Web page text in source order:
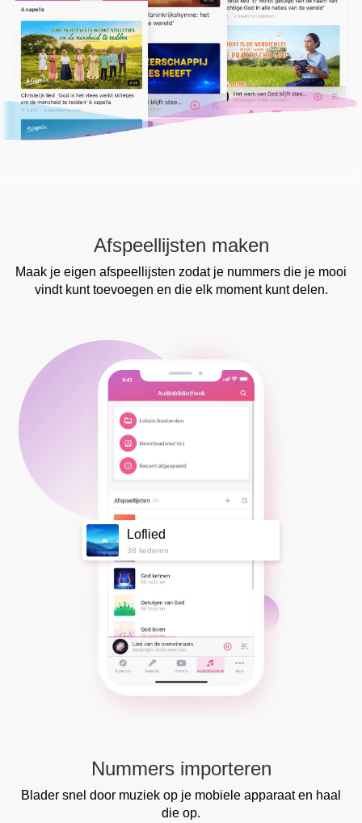
Afspeellijsten maken
Maak je eigen afspeellijsten zodat je nummers die je mooi
vindt kunt toevoegen en die elk moment kunt delen.
Loflied
38 liederen
Nummers importeren
Blader snel door muziek op je mobiele apparaat en haal
die op.